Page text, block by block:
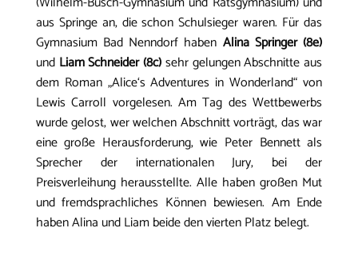
aus Springe an, die schon Schulsieger waren. Für das
Gymnasium Bad Nenndorf haben Alina Springer (8e)
und Liam Schneider (8c)sehr gelungen Abschnitte aus
dem Roman „Alice‘s Adventures in Wonderland“ von
Lewis Carroll vorgelesen. Am Tag des Wettbewerbs
wurde gelost, wer welchen Abschnitt vorträgt, das war
eine große Herausforderung, wie Peter Bennett als
Sprecher der internationalen Jury, bei der
Preisverleihung herausstellte. Alle haben großen Mut
und fremdsprachliches Können bewiesen. Am Ende
haben Alina und Liam beide den vierten Platz belegt.